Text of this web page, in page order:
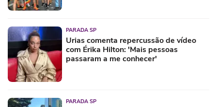
PARADA SP
Urias comenta repercussão de vídeo
com Érika Hilton: 'Mais pessoas
passaram a me conhecer'
PARADA SP